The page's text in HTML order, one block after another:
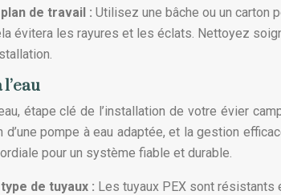
de travail : Utilisez une bâche ou un carton
évitera les rayures et les éclats. Nettoyez
étape clé de l’installation de votre évier
d’une pompe à eau adaptée, et la gestion
pour un système fiable et durable.
de tuyaux : Les tuyaux PEX sont résistants